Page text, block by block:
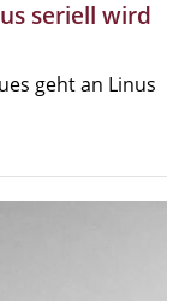
seriell wird
geht an Linus